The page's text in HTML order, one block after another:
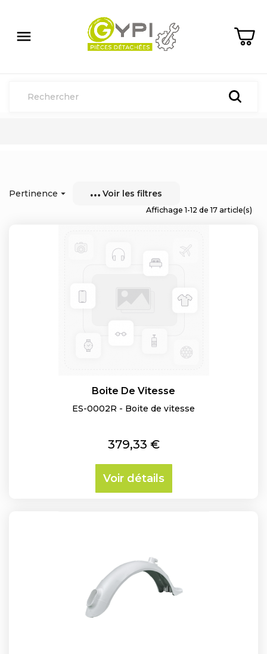

Pertinence  Voir les filtres
Affichage 1-12 de 17 article(s)
Boite De Vitesse
ES-0002R - Boite de vitesse
Prix
379,33 €
Voir détails